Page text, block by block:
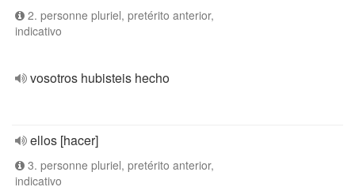
2. personne pluriel, pretérito anterior,
indicativo
vosotros hubisteis hecho
ellos [hacer]
3. personne pluriel, pretérito anterior,
indicativo